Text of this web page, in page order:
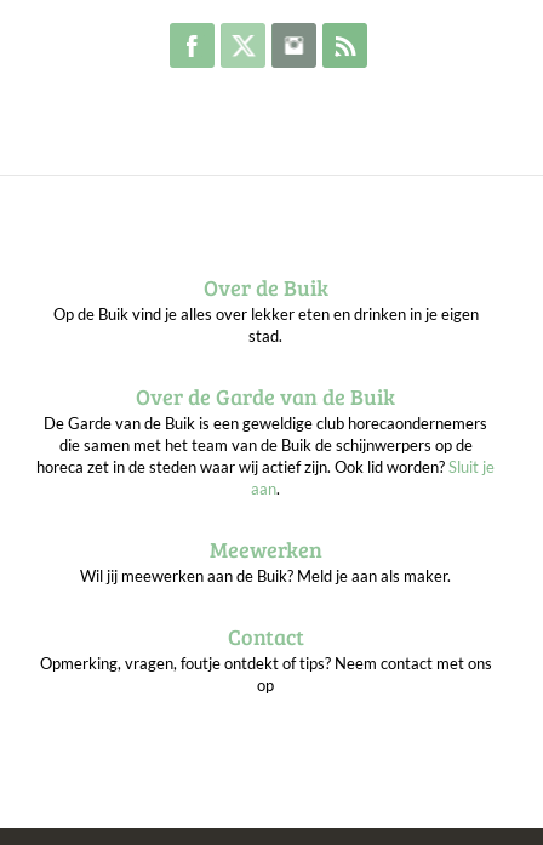
Volg de Buik op Facebook
Volg de Buik op Twitter
Volg de Buik op Instagram
Over de Buik
Op de Buik vind je alles over lekker eten en drinken in je eigen
stad.
Over de Garde van de Buik
De Garde van de Buik is een geweldige club horecaondernemers
die samen met het team van de Buik de schijnwerpers op de
horeca zet in de steden waar wij actief zijn. Ook lid worden?Sluit je
aan.
Meewerken
Wil jij meewerken aan de Buik? Meld je aan als maker.
Contact
Opmerking, vragen, foutje ontdekt of tips? Neem contact met ons
op